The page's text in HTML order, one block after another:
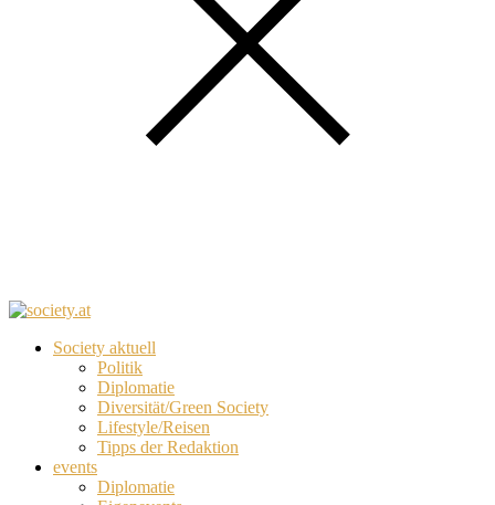
Society aktuell
Politik
Diplomatie
Diversität/Green Society
Lifestyle/Reisen
Tipps der Redaktion
events
Diplomatie